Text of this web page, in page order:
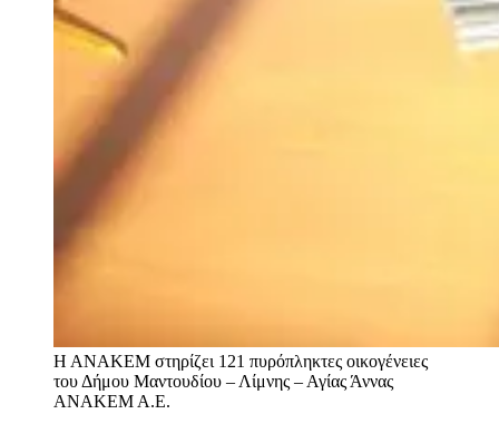
Η ΑΝΑΚΕΜ στηρίζει 121 πυρόπληκτες οικογένειες
του Δήμου Μαντουδίου – Λίμνης – Αγίας Άννας
ΑΝΑΚΕΜ Α.Ε.